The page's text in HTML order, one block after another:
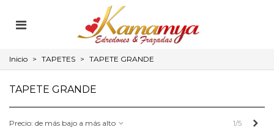
Inicio > TAPETES > TAPETE GRANDE
TAPETE GRANDE
Precio: de más bajo a más alto 1/5